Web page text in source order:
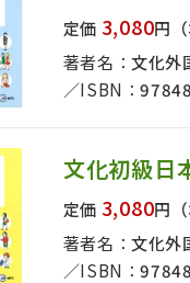
定価 3,080円
著者名：文化外
ISBN：
文化初級
定価 3,080円
著者名：文化外
ISBN：